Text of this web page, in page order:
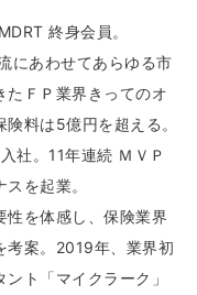
終身会員。
にあわせてあらゆる市
たＦＰ業界きってのオ
料は5億円を超える。
社。11年連続 ＭＶＰ
を起業。
性を体感し、保険業界
考案。2019年、業界初
ト「マイクラーク」